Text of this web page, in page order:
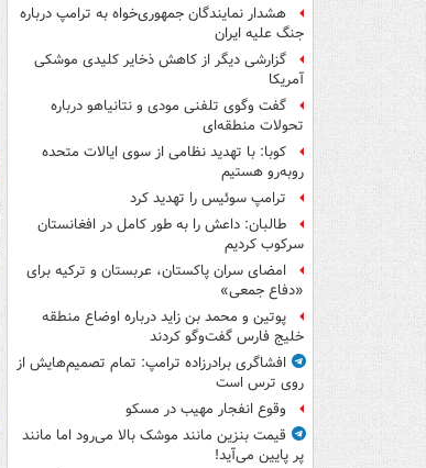
هشدار نمایندگان جمهوری‌خواه به ترامپ درباره
جنگ علیه ایران
گزارشی دیگر از کاهش ذخایر کلیدی موشکی
آمریکا
گفت وگوی تلفنی مودی و نتانیاهو درباره
تحولات منطقه‌ای
کوبا: با تهدید نظامی از سوی ایالات متحده
روبه‌رو هستیم
ترامپ سوئیس را تهدید کرد
طالبان: داعش را به طور کامل در افغانستان
سرکوب کردیم
امضای سران پاکستان، عربستان و ترکیه برای
«دفاع جمعی»
پوتین و محمد بن زاید درباره اوضاع منطقه
خلیج فارس گفت‌وگو کردند
افشاگری برادرزاده ترامپ: تمام تصمیم‌هایش از
روی ترس است
وقوع انفجار مهیب در مسکو
قیمت بنزین مانند موشک بالا می‌رود اما مانند
پر پایین می‌آید!